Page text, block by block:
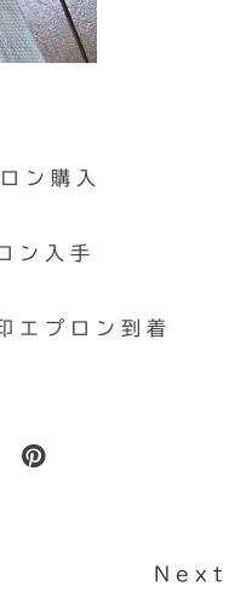
ン購入
ン入手
エプロン到着
Next